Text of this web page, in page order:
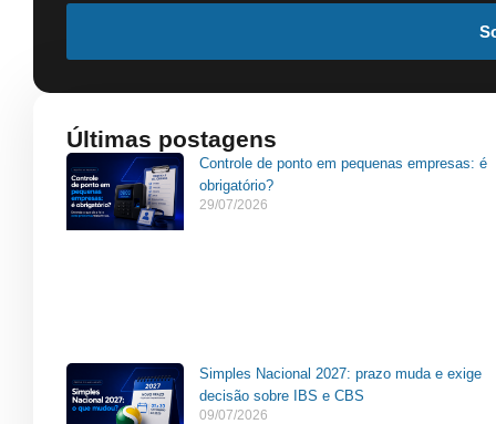
Últimas postagens
Controle de ponto em pequenas empresas: é
obrigatório?
29/07/2026
Simples Nacional 2027: prazo muda e exige
decisão sobre IBS e CBS
09/07/2026